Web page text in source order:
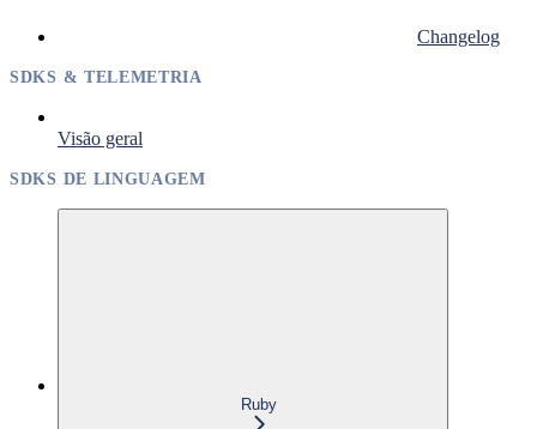
Changelog
SDKS & TELEMETRIA
Visão geral
SDKS DE LINGUAGEM
Ruby